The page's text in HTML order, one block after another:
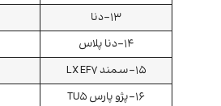
13-دنا
14-دنا پلاس
15-سمند LX EF7
16-پژو پارس TU5